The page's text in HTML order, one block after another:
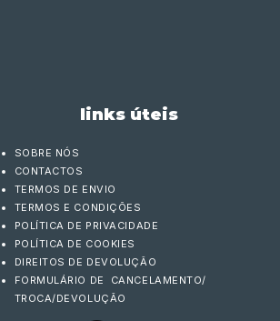
links úteis
SOBRE NÓS
CONTACTOS
TERMOS DE ENVIO
TERMOS E CONDIÇÕES
POLÍTICA DE PRIVACIDADE
POLÍTICA DE COOKIES
DIREITOS DE DEVOLUÇÃO
FORMULÁRIO DE CANCELAMENTO/
TROCA/DEVOLUÇÃO